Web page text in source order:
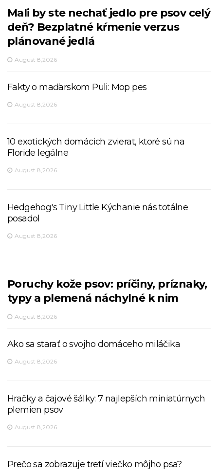
Mali by ste nechať jedlo pre psov celý
deň? Bezplatné kŕmenie verzus
plánované jedlá
August 8,2026
Fakty o maďarskom Puli: Mop pes
August 8,2026
10 exotických domácich zvierat, ktoré sú na
Floride legálne
August 8,2026
Hedgehog's Tiny Little Kýchanie nás totálne
posadol
August 8,2026
Poruchy kože psov: príčiny, príznaky,
typy a plemená náchylné k nim
August 8,2026
Ako sa starať o svojho domáceho miláčika
August 8,2026
Hračky a čajové šálky: 7 najlepších miniatúrnych
plemien psov
August 8,2026
Prečo sa zobrazuje tretí viečko môjho psa?